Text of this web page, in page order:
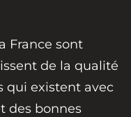
France sont
de la qualité
qui existent avec
des bonnes